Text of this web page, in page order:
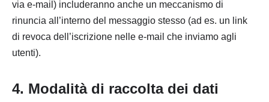
via e-mail) includeranno anche un meccanismo di
rinuncia all’interno del messaggio stesso (ad es. un link
di revoca dell’iscrizione nelle e-mail che inviamo agli
utenti).
4. Modalità di raccolta dei dati